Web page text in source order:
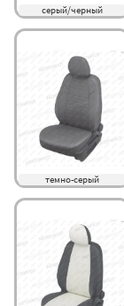
серый/черный
темно-серый